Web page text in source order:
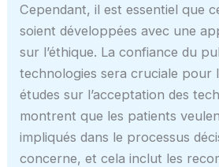
Cependant, il est essentiel que
soient développées avec une
sur l’éthique. La confiance du
technologies sera cruciale pour
études sur l’acceptation des
montrent que les patients
impliqués dans le processus
concerne, et cela inclut les